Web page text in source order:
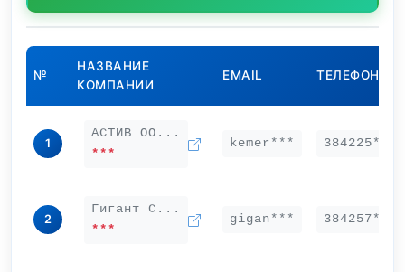
№
НАЗВАНИЕ
КОМПАНИИ
EMAIL ТЕЛЕФОН
1
АСТИВ ОО...
***
kemer*** 384225***
2
Гигант С...
***
gigan*** 384257***